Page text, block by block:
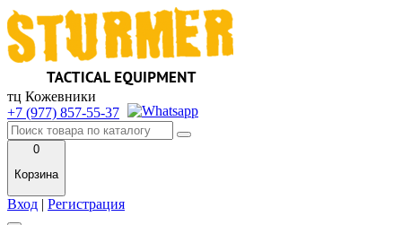
тц Кожевники
+7 (977) 857-55-37
0
Корзина
Вход | Регистрация